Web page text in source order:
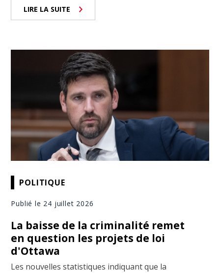
LIRE LA SUITE
POLITIQUE
Publié le 24 juillet 2026
La baisse de la criminalité remet
en question les projets de loi
d'Ottawa
Les nouvelles statistiques indiquant que la